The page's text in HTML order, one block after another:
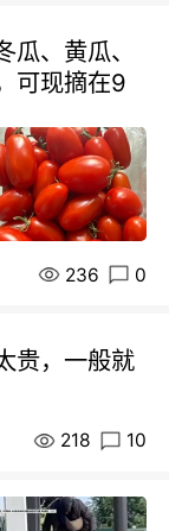
、黄瓜、
可现摘在9
236 0
贵，一般就
218 10